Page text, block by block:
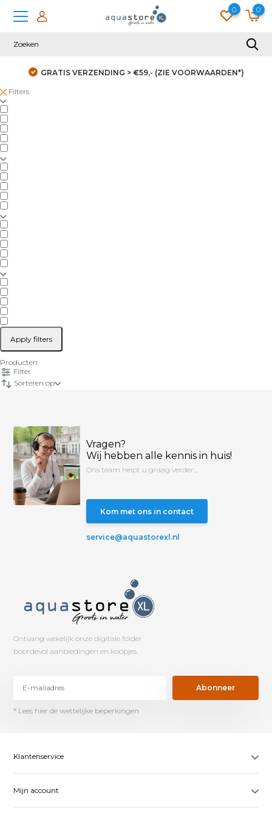
0 0
GRATIS VERZENDING > €59,- (ZIE VOORWAARDEN*)
Filters
Apply filters
Producten
Filter
Sorteren op
Vragen?
Wij hebben alle kennis in huis!
Ons team helpt u graag verder...
Kom met ons in contact
service@aquastorexl.nl
Ontvang wekelijk onze digitale folder
boordevol aanbiedingen en koopjes.
Abonneer
* Lees hier de wettelijke beperkingen
Klantenservice
Mijn account